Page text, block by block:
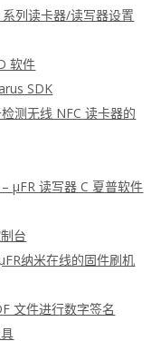
列读卡器/读写器设置
软件
SDK
测无线 NFC 读卡器的
μFR 读写器 C 夏普软件
台
纳米在线的固件刷机
文件进行数字签名